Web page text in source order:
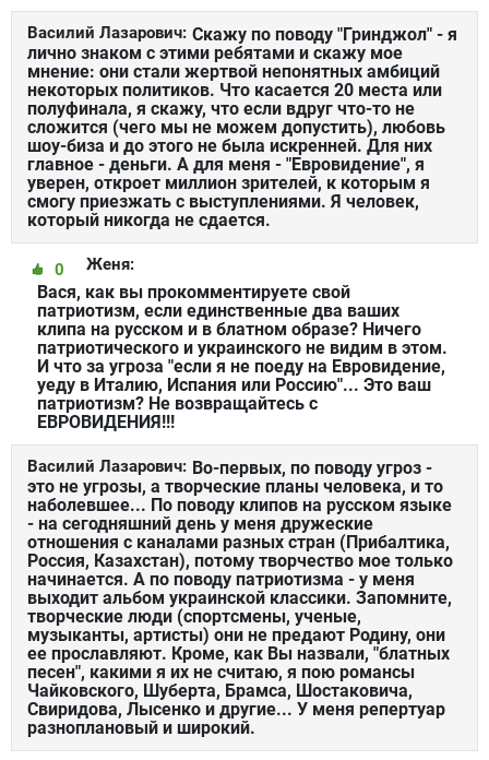
Василий Лазарович: Скажу по поводу "Гринджол" - я
лично знаком с этими ребятами и скажу мое
мнение: они стали жертвой непонятных амбиций
некоторых политиков. Что касается 20 места или
полуфинала, я скажу, что если вдруг что-то не
сложится (чего мы не можем допустить), любовь
шоу-биза и до этого не была искренней. Для них
главное - деньги. А для меня - "Евровидение", я
уверен, откроет миллион зрителей, к которым я
смогу приезжать с выступлениями. Я человек,
который никогда не сдается.
Женя:
0
Вася, как вы прокомментируете свой
патриотизм, если единственные два ваших
клипа на русском и в блатном образе? Ничего
патриотического и украинского не видим в этом.
И что за угроза "если я не поеду на Евровидение,
уеду в Италию, Испания или Россию"... Это ваш
патриотизм? Не возвращайтесь с
ЕВРОВИДЕНИЯ!!!
Василий Лазарович: Во-первых, по поводу угроз -
это не угрозы, а творческие планы человека, и то
наболевшее... По поводу клипов на русском языке
- на сегодняшний день у меня дружеские
отношения с каналами разных стран (Прибалтика,
Россия, Казахстан), потому творчество мое только
начинается. А по поводу патриотизма - у меня
выходит альбом украинской классики. Запомните,
творческие люди (спортсмены, ученые,
музыканты, артисты) они не предают Родину, они
ее прославляют. Кроме, как Вы назвали, "блатных
песен", какими я их не считаю, я пою романсы
Чайковского, Шуберта, Брамса, Шостаковича,
Свиридова, Лысенко и другие... У меня репертуар
разноплановый и широкий.